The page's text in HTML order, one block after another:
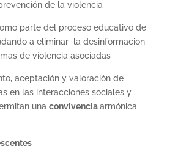
de la violencia
parte del proceso educativo de
a eliminar la desinformación
de violencia asociadas
aceptación y valoración de
en las interacciones sociales y
una convivenciaarmónica